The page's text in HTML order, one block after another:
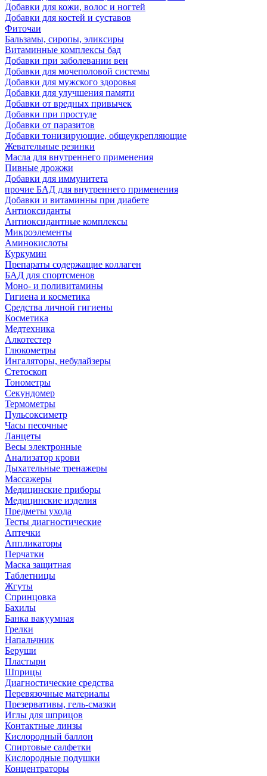
Добавки для кожи, волос и ногтей
Добавки для костей и суставов
Фиточаи
Бальзамы, сиропы, эликсиры
Витаминные комплексы бад
Добавки при заболевании вен
Добавки для мочеполовой системы
Добавки для мужского здоровья
Добавки для улучшения памяти
Добавки от вредных привычек
Добавки при простуде
Добавки от паразитов
Добавки тонизирующие, общеукрепляющие
Жевательные резинки
Масла для внутреннего применения
Пивные дрожжи
Добавки для иммунитета
прочие БАД для внутреннего применения
Добавки и витаминны при диабете
Антиоксиданты
Антиоксидантные комплексы
Микроэлементы
Аминокислоты
Куркумин
Препараты содержащие коллаген
БАД для спортсменов
Моно- и поливитамины
Гигиена и косметика
Средства личной гигиены
Косметика
Медтехника
Алкотестер
Глюкометры
Ингаляторы, небулайзеры
Стетоскоп
Тонометры
Секундомер
Термометры
Пульсоксиметр
Часы песочные
Ланцеты
Весы электронные
Анализатор крови
Дыхательные тренажеры
Массажеры
Медицинские приборы
Медицинские изделия
Предметы ухода
Тесты диагностические
Аптечки
Аппликаторы
Перчатки
Маска защитная
Таблетницы
Жгуты
Спринцовка
Бахилы
Банка вакуумная
Грелки
Напальчник
Беруши
Пластыри
Шприцы
Диагностические средства
Перевязочные материалы
Презервативы, гель-смазки
Иглы для шприцов
Контактные линзы
Кислородный баллон
Спиртовые салфетки
Кислородные подушки
Концентраторы